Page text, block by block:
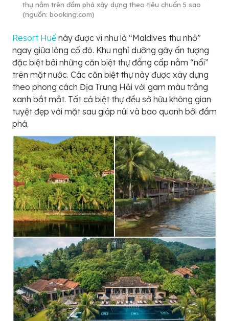
thự nằm trên đầm phá xây dựng theo tiêu chuẩn 5 sao
(nguồn: booking.com)
Resort Huế này được ví như là “Maldives thu nhỏ”
ngay giữa lòng cố đô. Khu nghỉ dưỡng gây ấn tượng
đặc biệt bởi những căn biệt thự đẳng cấp nằm “nổi”
trên mặt nước. Các căn biệt thự này được xây dựng
theo phong cách Địa Trung Hải với gam màu trắng
xanh bắt mắt. Tất cả biệt thự đều sở hữu không gian
tuyệt đẹp với mặt sau giáp núi và bao quanh bởi đầm
phá.